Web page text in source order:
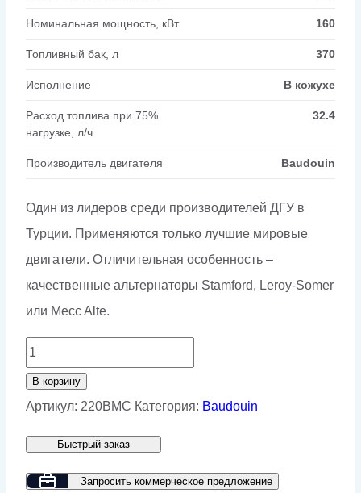
Номинальная мощность, кВт 160
Топливный бак, л 370
Исполнение В кожухе
Расход топлива при 75%
нагрузке, л/ч
32.4
Производитель двигателя Baudouin
Один из лидеров среди производителей ДГУ в
Турции. Применяются только лучшие мировые
двигатели. Отличительная особенность –
качественные альтернаторы Stamford, Leroy-Somer
или Mecc Alte.
Количество
товара
Дизельный
GMP
220BMC
В корзину
Артикул: 220BMC Категория: Baudouin
Быстрый заказ
Запросить коммерческое предложение